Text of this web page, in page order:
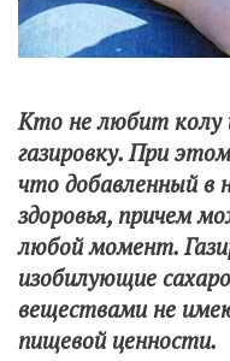
Кто не любит колу
газировку. При
что добавленный в
здоровья, причем
любой момент.
изобилующие
веществами не
пищевой ценности.